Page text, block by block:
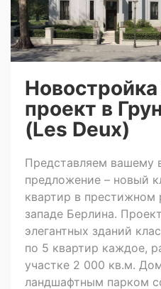
проект в
(Les Deux)
Представляем вашему
предложение – новый
квартир в престижном
западе Берлина.
элегантных зданий
по 5 квартир каждое,
участке 2 000 кв.м.
ландшафтным парком